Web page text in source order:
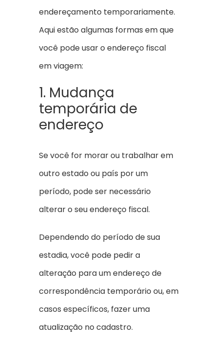
endereçamento temporariamente.
Aqui estão algumas formas em que
você pode usar o endereço fiscal
em viagem:
1. Mudança
temporária de
endereço
Se você for morar ou trabalhar em
outro estado ou país por um
período, pode ser necessário
alterar o seu endereço fiscal.
Dependendo do período de sua
estadia, você pode pedir a
alteração para um endereço de
correspondência temporário ou, em
casos específicos, fazer uma
atualização no cadastro.